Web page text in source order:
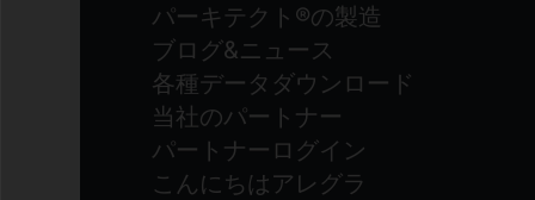
パーキテクト®の製造
ブログ&ニュース
各種データダウンロード
当社のパートナー
パートナーログイン
こんにちはアレグラ